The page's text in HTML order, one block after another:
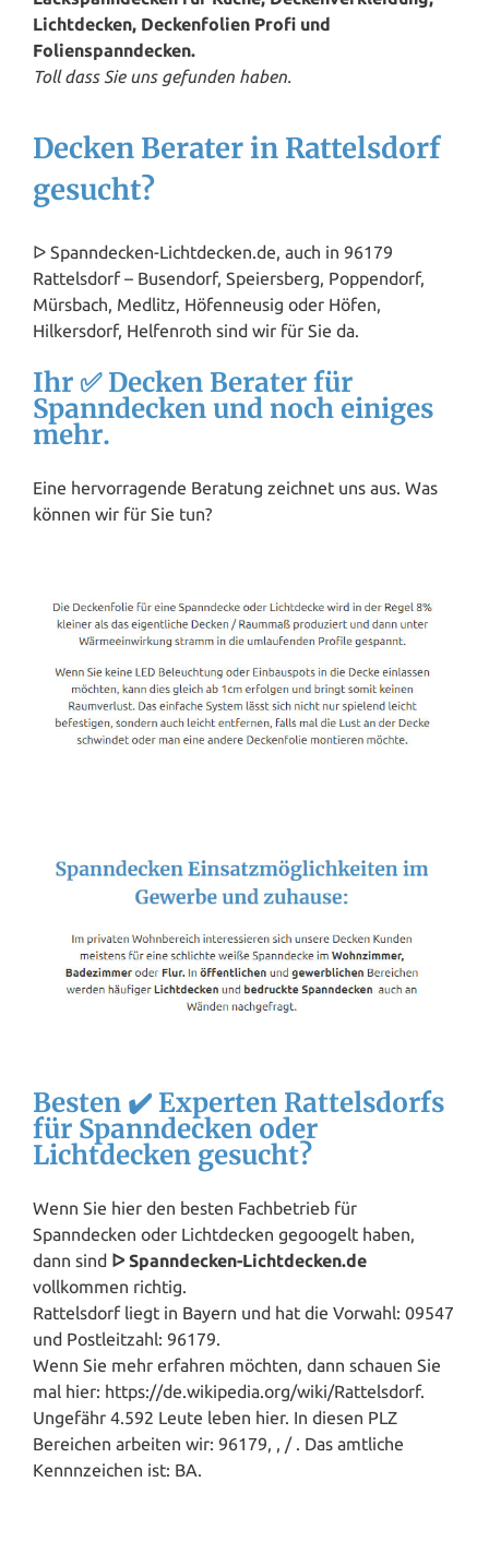
Lichtdecken, Deckenfolien Profi und
Folienspanndecken.
Toll dass Sie uns gefunden haben.
Decken Berater in Rattelsdorf
gesucht?
ᐅ Spanndecken-Lichtdecken.de, auch in 96179
Rattelsdorf – Busendorf, Speiersberg, Poppendorf,
Mürsbach, Medlitz, Höfenneusig oder Höfen,
Hilkersdorf, Helfenroth sind wir für Sie da.
Ihr ✅ Decken Berater für
Spanndecken und noch einiges
mehr.
Eine hervorragende Beratung zeichnet uns aus. Was
können wir für Sie tun?
Besten ✔️ Experten Rattelsdorfs
für Spanndecken oder
Lichtdecken gesucht?
Wenn Sie hier den besten Fachbetrieb für
Spanndecken oder Lichtdecken gegoogelt haben,
dann sind ᐅ Spanndecken-Lichtdecken.de
vollkommen richtig.
Rattelsdorf liegt in Bayern und hat die Vorwahl: 09547
und Postleitzahl: 96179.
Wenn Sie mehr erfahren möchten, dann schauen Sie
mal hier: https://de.wikipedia.org/wiki/Rattelsdorf.
Ungefähr 4.592 Leute leben hier. In diesen PLZ
Bereichen arbeiten wir: 96179, , / . Das amtliche
Kennnzeichen ist: BA.